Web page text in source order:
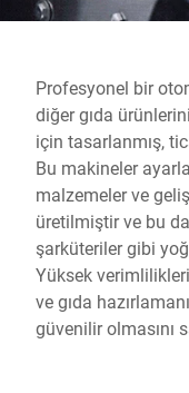
Profesyonel bir
diğer gıda
için tasarlanmış,
Bu makineler
malzemeler ve
üretilmiştir ve bu
şarküteriler gibi
Yüksek verimlilikleri
ve gıda
güvenilir olmasını